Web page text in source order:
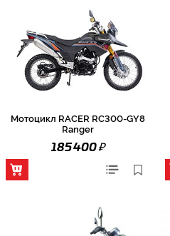
Мотоцикл RACER RC300-GY8
Ranger
185 400₽